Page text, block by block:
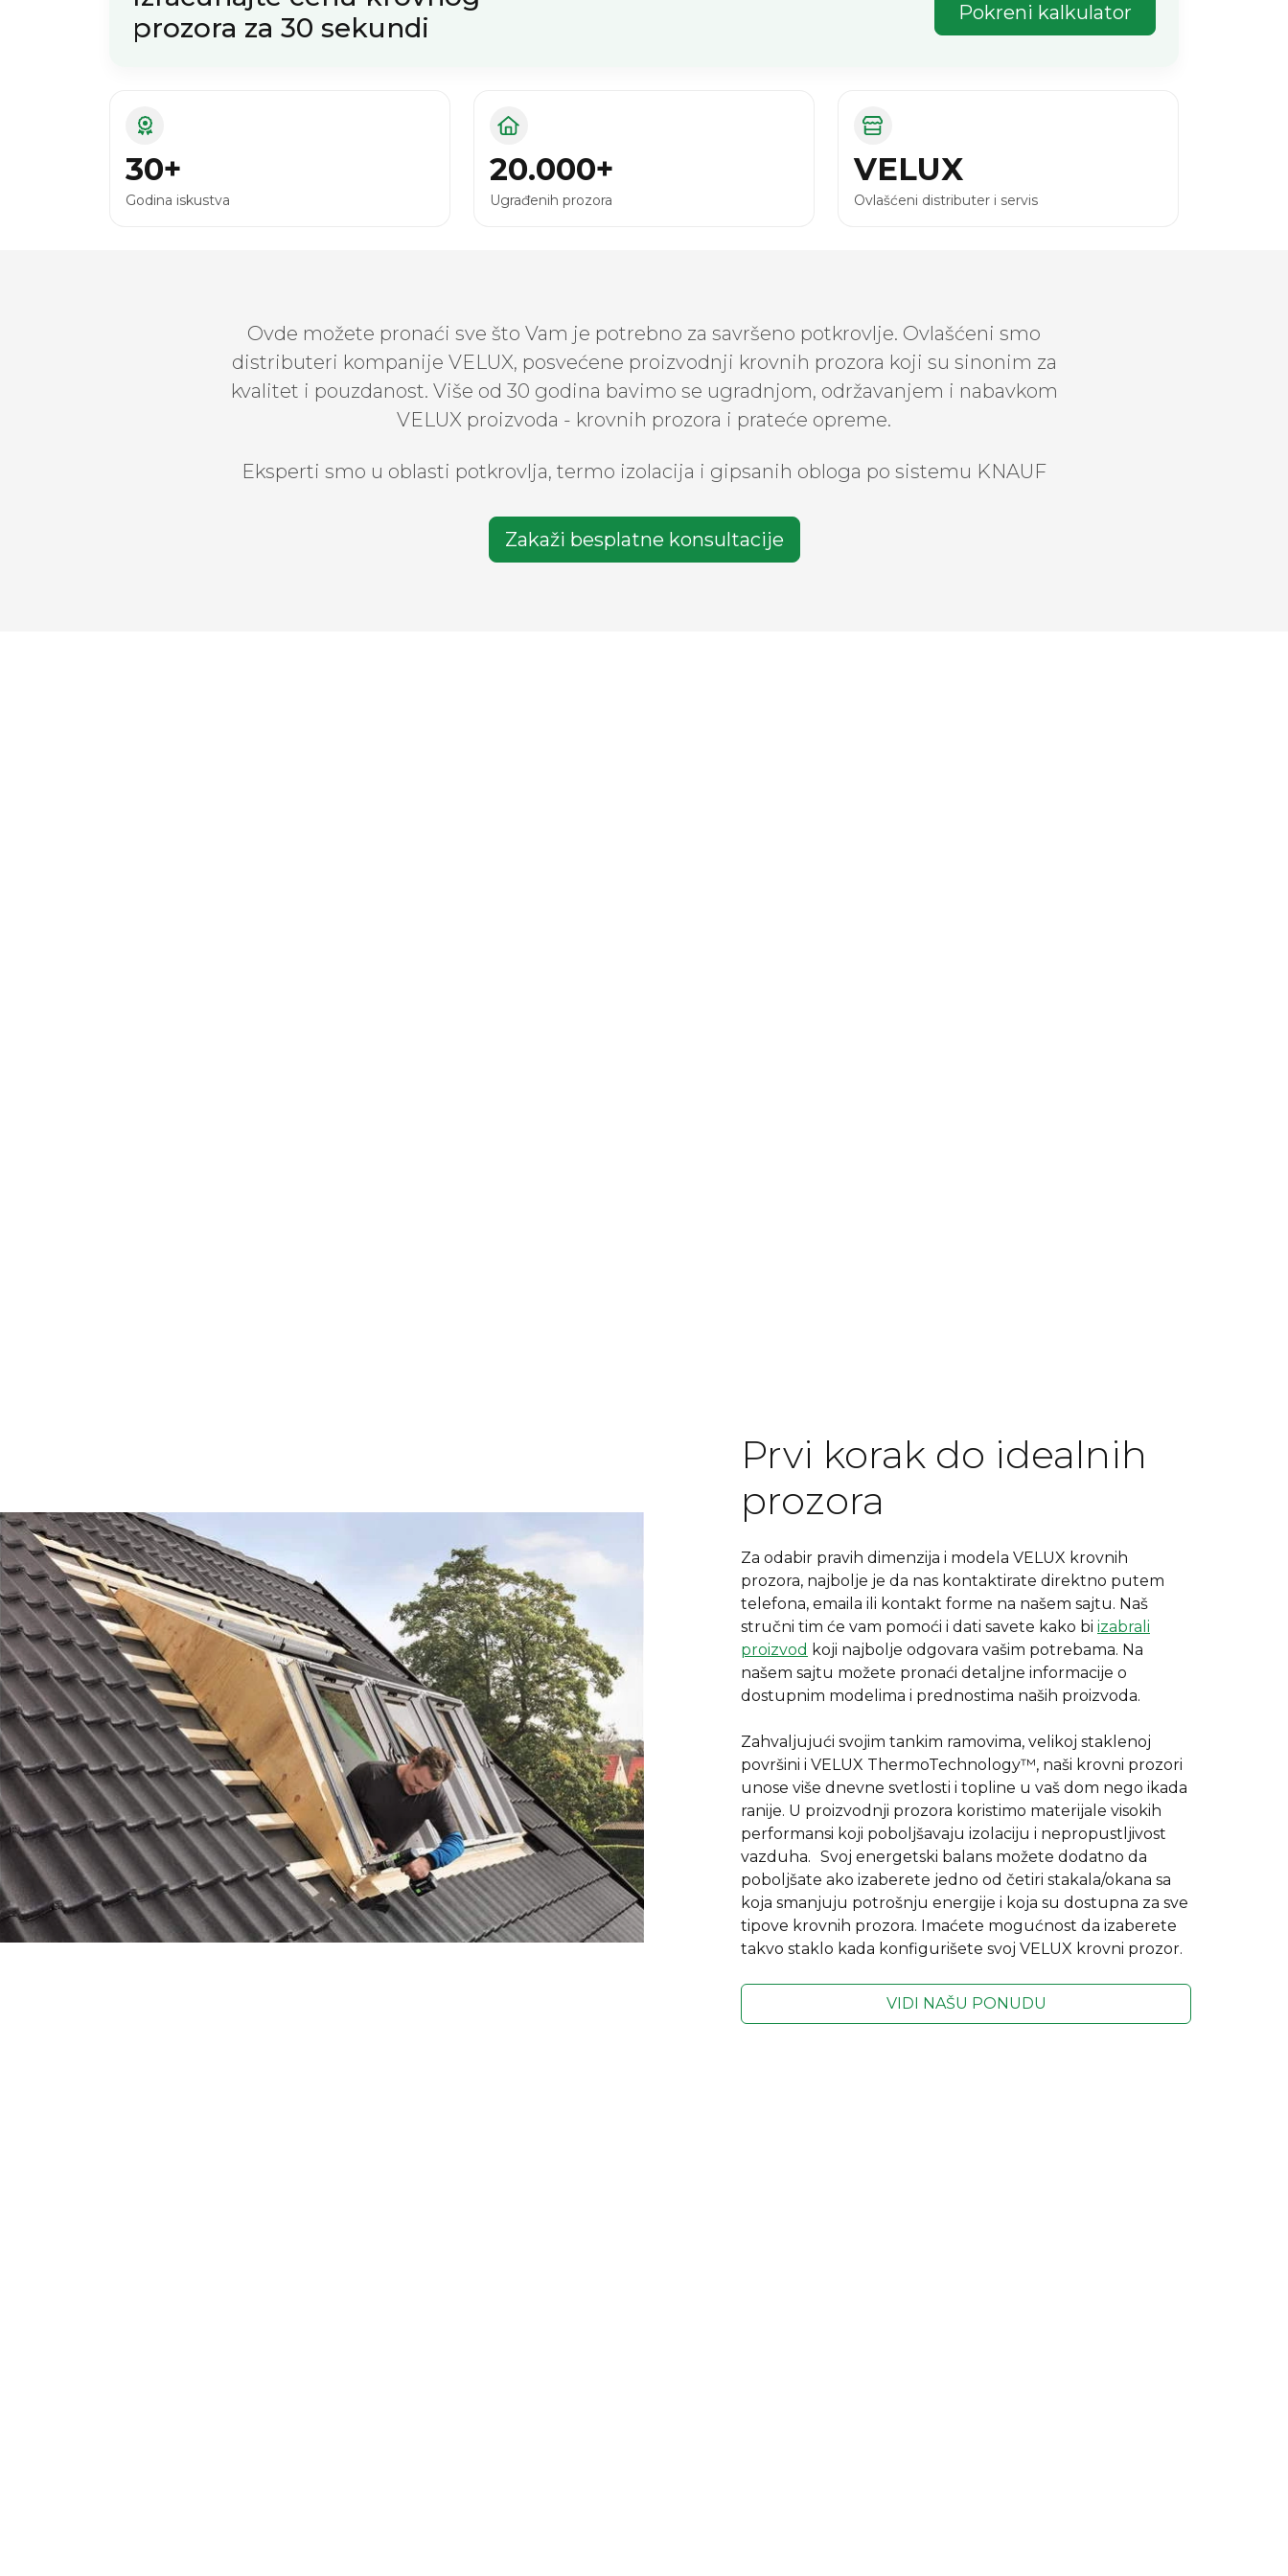
prozora za 30 sekundi
Pokreni kalkulator
30+
Godina iskustva
20.000+
Ugrađenih prozora
VELUX
Ovlašćeni distributer i servis
Ovde možete pronaći sve što Vam je potrebno za savršeno potkrovlje. Ovlašćeni smo
distributeri kompanije VELUX, posvećene proizvodnji krovnih prozora koji su sinonim za
kvalitet i pouzdanost. Više od 30 godina bavimo se ugradnjom, održavanjem i nabavkom
VELUX proizvoda - krovnih prozora i prateće opreme.
Eksperti smo u oblasti potkrovlja, termo izolacija i gipsanih obloga po sistemu KNAUF
Zakaži besplatne konsultacije
Prvi korak do idealnih
prozora
Za odabir pravih dimenzija i modela VELUX krovnih
prozora, najbolje je da nas kontaktirate direktno putem
telefona, emaila ili kontakt forme na našem sajtu. Naš
stručni tim će vam pomoći i dati savete kako bi izabrali
proizvod koji najbolje odgovara vašim potrebama. Na
našem sajtu možete pronaći detaljne informacije o
dostupnim modelima i prednostima naših proizvoda.
Zahvaljujući svojim tankim ramovima, velikoj staklenoj
površini i VELUX ThermoTechnology™, naši krovni prozori
unose više dnevne svetlosti i topline u vaš dom nego ikada
ranije. U proizvodnji prozora koristimo materijale visokih
performansi koji poboljšavaju izolaciju i nepropustljivost
vazduha. Svoj energetski balans možete dodatno da
poboljšate ako izaberete jedno od četiri stakala/okana sa
koja smanjuju potrošnju energije i koja su dostupna za sve
tipove krovnih prozora. Imaćete mogućnost da izaberete
takvo staklo kada konfigurišete svoj VELUX krovni prozor.
VIDI NAŠU PONUDU